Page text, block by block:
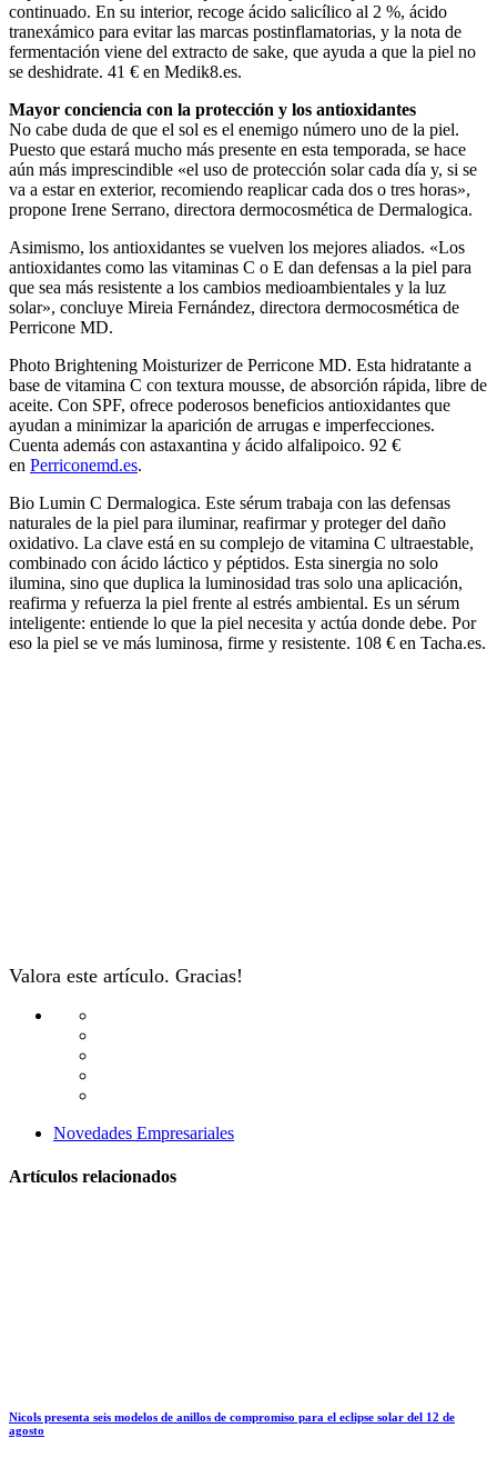
continuado. En su interior, recoge ácido salicílico al 2 %, ácido
tranexámico para evitar las marcas postinflamatorias, y la nota de
fermentación viene del extracto de sake, que ayuda a que la piel no
se deshidrate. 41 € en Medik8.es.
Mayor conciencia con la protección y los antioxidantes
No cabe duda de que el sol es el enemigo número uno de la piel.
Puesto que estará mucho más presente en esta temporada, se hace
aún más imprescindible «el uso de protección solar cada día y, si se
va a estar en exterior, recomiendo reaplicar cada dos o tres horas»,
propone Irene Serrano, directora dermocosmética de Dermalogica.
Asimismo, los antioxidantes se vuelven los mejores aliados. «Los
antioxidantes como las vitaminas C o E dan defensas a la piel para
que sea más resistente a los cambios medioambientales y la luz
solar», concluye Mireia Fernández, directora dermocosmética de
Perricone MD.
Photo Brightening Moisturizer de Perricone MD. Esta hidratante a
base de vitamina C con textura mousse, de absorción rápida, libre de
aceite. Con SPF, ofrece poderosos beneficios antioxidantes que
ayudan a minimizar la aparición de arrugas e imperfecciones.
Cuenta además con astaxantina y ácido alfalipoico. 92 €
en Perriconemd.es.
Bio Lumin C Dermalogica. Este sérum trabaja con las defensas
naturales de la piel para iluminar, reafirmar y proteger del daño
oxidativo. La clave está en su complejo de vitamina C ultraestable,
combinado con ácido láctico y péptidos. Esta sinergia no solo
ilumina, sino que duplica la luminosidad tras solo una aplicación,
reafirma y refuerza la piel frente al estrés ambiental. Es un sérum
inteligente: entiende lo que la piel necesita y actúa donde debe. Por
eso la piel se ve más luminosa, firme y resistente. 108 € en Tacha.es.
Valora este artículo. Gracias!
Novedades Empresariales
Artículos relacionados
Nicols presenta seis modelos de anillos de compromiso para el eclipse solar del 12 de
agosto